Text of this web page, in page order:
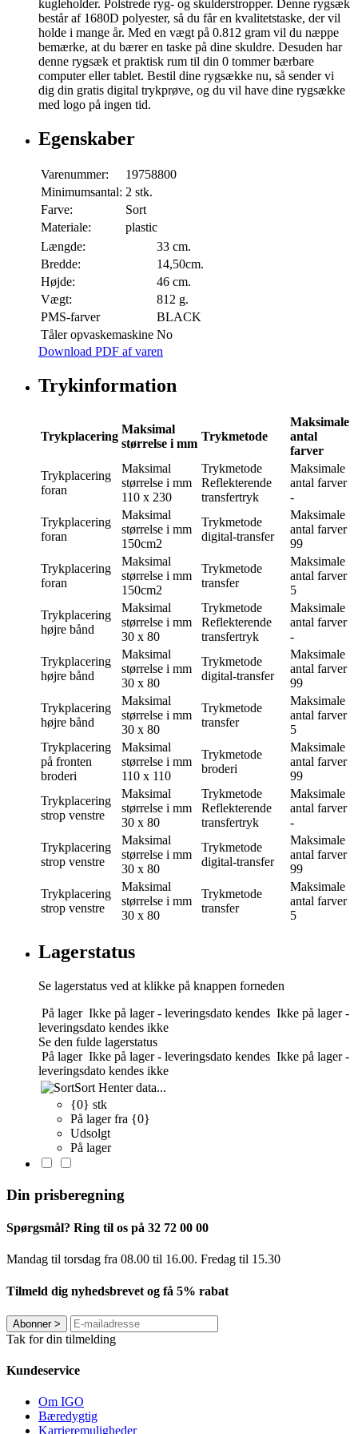
kugleholder. Polstrede ryg- og skulderstropper. Denne rygsæk
består af 1680D polyester, så du får en kvalitetstaske, der vil
holde i mange år. Med en vægt på 0.812 gram vil du næppe
bemærke, at du bærer en taske på dine skuldre. Desuden har
denne rygsæk et praktisk rum til din 0 tommer bærbare
computer eller tablet. Bestil dine rygsække nu, så sender vi
dig din gratis digital trykprøve, og du vil have dine rygsække
med logo på ingen tid.
Egenskaber
Varenummer:
19758800
Minimumsantal: 2 stk.
Farve:
Sort
Materiale:
plastic
Længde:
33 cm.
Bredde:
14,50cm.
Højde:
46 cm.
Vægt:
812 g.
PMS-farver
BLACK
Tåler opvaskemaskine No
Download PDF af varen
Trykinformation
Trykplacering
Maksimal
størrelse i mm
Trykmetode
Maksimale
antal
farver
Trykplacering
foran
Maksimal
størrelse i mm
110 x 230
Trykmetode
Reflekterende
transfertryk
Maksimale
antal farver
-
Trykplacering
foran
Maksimal
størrelse i mm
150cm2
Trykmetode
digital-transfer
Maksimale
antal farver
99
Trykplacering
foran
Maksimal
størrelse i mm
150cm2
Trykmetode
transfer
Maksimale
antal farver
5
Trykplacering
højre bånd
Maksimal
størrelse i mm
30 x 80
Trykmetode
Reflekterende
transfertryk
Maksimale
antal farver
-
Trykplacering
højre bånd
Maksimal
størrelse i mm
30 x 80
Trykmetode
digital-transfer
Maksimale
antal farver
99
Trykplacering
højre bånd
Maksimal
størrelse i mm
30 x 80
Trykmetode
transfer
Maksimale
antal farver
5
Trykplacering
på fronten
broderi
Maksimal
størrelse i mm
110 x 110
Trykmetode
broderi
Maksimale
antal farver
99
Trykplacering
strop venstre
Maksimal
størrelse i mm
30 x 80
Trykmetode
Reflekterende
transfertryk
Maksimale
antal farver
-
Trykplacering
strop venstre
Maksimal
størrelse i mm
30 x 80
Trykmetode
digital-transfer
Maksimale
antal farver
99
Trykplacering
strop venstre
Maksimal
størrelse i mm
30 x 80
Trykmetode
transfer
Maksimale
antal farver
5
Lagerstatus
Se lagerstatus ved at klikke på knappen forneden
På lager Ikke på lager - leveringsdato kendes Ikke på lager -
leveringsdato kendes ikke
Se den fulde lagerstatus
På lager Ikke på lager - leveringsdato kendes Ikke på lager -
leveringsdato kendes ikke
Sort Henter data...
{0} stk
På lager fra {0}
Udsolgt
På lager
Din prisberegning
Spørgsmål? Ring til os på 32 72 00 00
Mandag til torsdag fra 08.00 til 16.00. Fredag ​​til 15.30
Tilmeld dig nyhedsbrevet og få 5% rabat
Abonner>
Tak for din tilmelding
Kundeservice
Om IGO
Bæredygtig
Karrieremuligheder